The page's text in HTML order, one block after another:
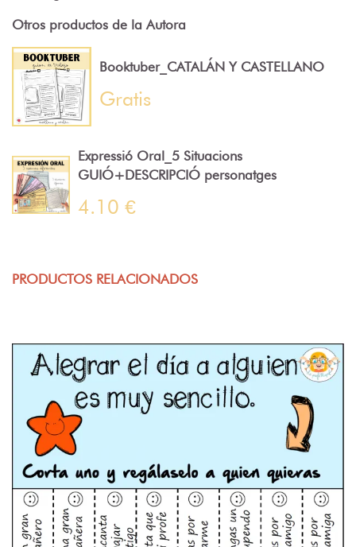
Otros productos de la Autora
Booktuber_CATALÁN Y CASTELLANO
Gratis
Expressió Oral_5 Situacions
GUIÓ+DESCRIPCIÓ personatges
4.10 €
PRODUCTOS RELACIONADOS